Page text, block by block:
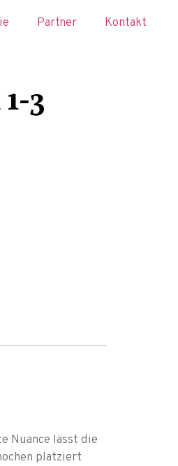
Partner Kontakt
3
Nuance lässt die
platziert